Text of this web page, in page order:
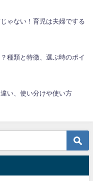
ゃない！育児は夫婦でする
種類と特徴、選ぶ時のポイ
い、使い分けや使い方